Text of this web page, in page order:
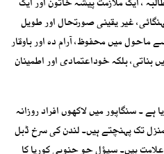
غیر یقینی صورتحال اور طویل
میں محفوظ، آرام دہ اور باوقار
بلکہ خوداعتمادی اور اطمینان
۔ سنگاپور میں لاکھوں افراد روزانہ
تک پہنچتے ہیں۔ لندن کی سرخ ڈبل